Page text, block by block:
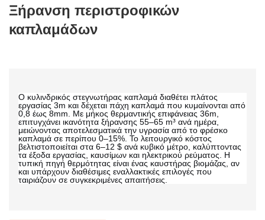
2.5m3/h Στεγνωτήριο Καπλαμά
καπλαμάδων
Ξήρανση περιστροφικών
καπλαμάδων
Ο κυλινδρικός στεγνωτήρας καπλαμά διαθέτει πλάτος
εργασίας 3m και δέχεται πάχη καπλαμά που κυμαίνονται από
0,8 έως 8mm. Με μήκος θερμαντικής επιφάνειας 36m,
επιτυγχάνει ικανότητα ξήρανσης 55–65 m³ ανά ημέρα,
μειώνοντας αποτελεσματικά την υγρασία από το φρέσκο ​​
καπλαμά σε περίπου 0–15%. Το λειτουργικό κόστος
βελτιστοποιείται στα 6–12 $ ανά κυβικό μέτρο, καλύπτοντας
τα έξοδα εργασίας, καυσίμων και ηλεκτρικού ρεύματος. Η
τυπική πηγή θερμότητας είναι ένας καυστήρας βιομάζας, αν
και υπάρχουν διαθέσιμες εναλλακτικές επιλογές που
ταιριάζουν σε συγκεκριμένες απαιτήσεις.